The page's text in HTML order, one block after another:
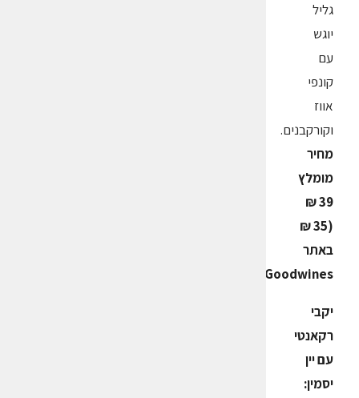
גליל
יוגש
עם
קונפי
אווז
וקורקבנים.
מחיר
מומלץ
39 ₪
(35 ₪
באתר
Goodwines)
יקבי
רקאנטי
עם יין
יסמין: